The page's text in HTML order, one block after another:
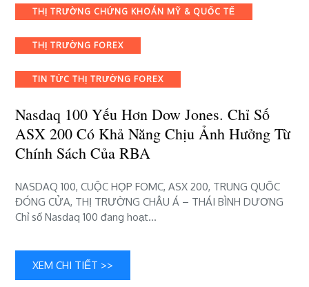
Dow
Chỉ
ASX
200
có
khả
năng
chịu
hưởng
từ
chính
sách
THỊ TRƯỜNG CHỨNG KHOÁN MỸ & QUỐC TẾ
THỊ TRƯỜNG FOREX
TIN TỨC THỊ TRƯỜNG FOREX
Nasdaq 100 Yếu Hơn Dow Jones. Chỉ Số
ASX 200 Có Khả Năng Chịu Ảnh Hưởng Từ
Chính Sách Của RBA
NASDAQ 100, CUỘC HỌP FOMC, ASX 200, TRUNG QUỐC
ĐÓNG CỬA, THỊ TRƯỜNG CHÂU Á – THÁI BÌNH DƯƠNG
Chỉ số Nasdaq 100 đang hoạt…
XEM CHI TIẾT >>